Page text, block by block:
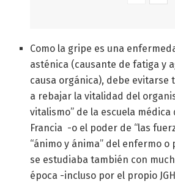
Como la gripe es una
asténica (causante de fatiga y
causa orgánica), debe evitarse
a rebajar la vitalidad del
vitalismo” de la escuela
Francia -o el poder de “las
“ánimo y ánima” del enfermo o
se estudiaba también con
época -incluso por el propio